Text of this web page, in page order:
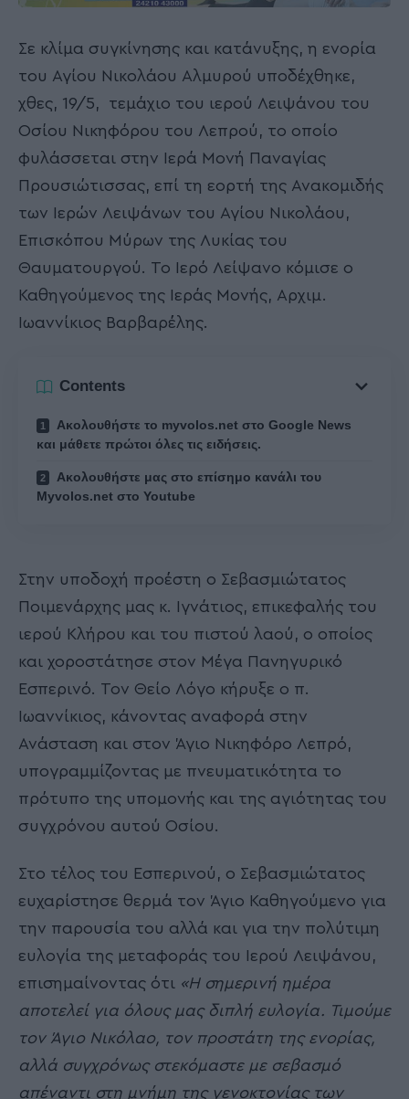
Σε κλίμα συγκίνησης και κατάνυξης, η ενορία
του Αγίου Νικολάου Αλμυρού υποδέχθηκε,
χθες, 19/5, τεμάχιο του ιερού Λειψάνου του
Οσίου Νικηφόρου του Λεπρού, το οποίο
φυλάσσεται στην Ιερά Μονή Παναγίας
Προυσιώτισσας, επί τη εορτή της Ανακομιδής
των Ιερών Λειψάνων του Αγίου Νικολάου,
Επισκόπου Μύρων της Λυκίας του
Θαυματουργού. Το Ιερό Λείψανο κόμισε ο
Καθηγούμενος της Ιεράς Μονής, Αρχιμ.
Ιωαννίκιος Βαρβαρέλης.
Contents
Ακολουθήστε το myvolos.net στο Google News
και μάθετε πρώτοι όλες τις ειδήσεις.
Ακολουθήστε μας στο επίσημο κανάλι του
Myvolos.net στο Youtube
Στην υποδοχή προέστη ο Σεβασμιώτατος
Ποιμενάρχης μας κ. Ιγνάτιος, επικεφαλής του
ιερού Κλήρου και του πιστού λαού, ο οποίος
και χοροστάτησε στον Mέγα Πανηγυρικό
Εσπερινό. Τον Θείο Λόγο κήρυξε ο π.
Ιωαννίκιος, κάνοντας αναφορά στην
Ανάσταση και στον Άγιο Νικηφόρο Λεπρό,
υπογραμμίζοντας με πνευματικότητα το
πρότυπο της υπομονής και της αγιότητας του
συγχρόνου αυτού Οσίου.
Στο τέλος του Εσπερινού, ο Σεβασμιώτατος
ευχαρίστησε θερμά τον Άγιο Καθηγούμενο για
την παρουσία του αλλά και για την πολύτιμη
ευλογία της μεταφοράς του Ιερού Λειψάνου,
επισημαίνοντας ότι «Η σημερινή ημέρα
αποτελεί για όλους μας διπλή ευλογία. Τιμούμε
τον Άγιο Νικόλαο, τον προστάτη της ενορίας,
αλλά συγχρόνως στεκόμαστε με σεβασμό
απέναντι στη μνήμη της γενοκτονίας των